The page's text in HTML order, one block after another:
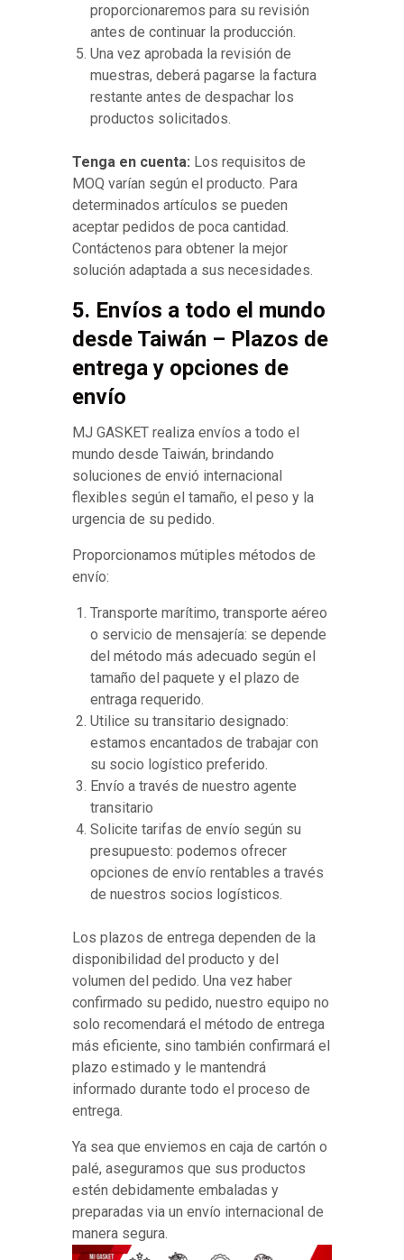
proporcionaremos para su revisión
antes de continuar la producción.
Una vez aprobada la revisión de
muestras, deberá pagarse la factura
restante antes de despachar los
productos solicitados.
Tenga en cuenta: Los requisitos de
MOQ varían según el producto. Para
determinados artículos se pueden
aceptar pedidos de poca cantidad.
Contáctenos para obtener la mejor
solución adaptada a sus necesidades.
5. Envíos a todo el mundo
desde Taiwán – Plazos de
entrega y opciones de
envío
MJ GASKET realiza envíos a todo el
mundo desde Taiwán, brindando
soluciones de envió internacional
flexibles según el tamaño, el peso y la
urgencia de su pedido.
Proporcionamos mútiples métodos de
envío:
Transporte marítimo, transporte aéreo
o servicio de mensajería: se depende
del método más adecuado según el
tamaño del paquete y el plazo de
entraga requerido.
Utilice su transitario designado:
estamos encantados de trabajar con
su socio logístico preferido.
Envío a través de nuestro agente
transitario
Solicite tarifas de envío según su
presupuesto: podemos ofrecer
opciones de envío rentables a través
de nuestros socios logísticos.
Los plazos de entrega dependen de la
disponibilidad del producto y del
volumen del pedido. Una vez haber
confirmado su pedido, nuestro equipo no
solo recomendará el método de entrega
más eficiente, sino también confirmará el
plazo estimado y le mantendrá
informado durante todo el proceso de
entrega.
Ya sea que enviemos en caja de cartón o
palé, aseguramos que sus productos
estén debidamente embaladas y
preparadas via un envío internacional de
manera segura.